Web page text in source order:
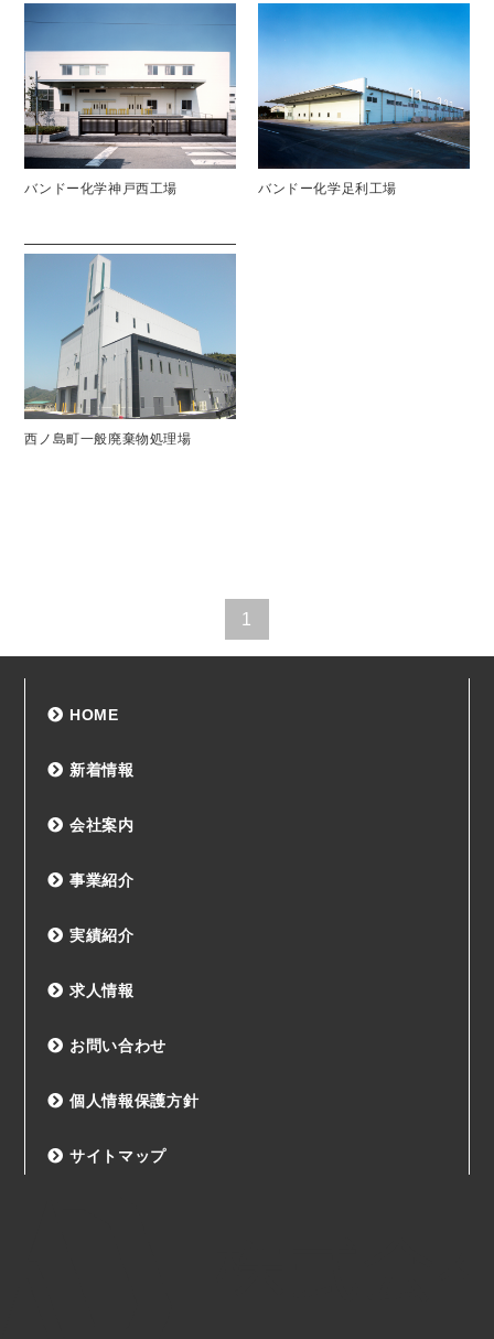
バンドー化学神戸西工場 バンドー化学足利工場
西ノ島町一般廃棄物処理場
1
HOME
新着情報
会社案内
事業紹介
実績紹介
求人情報
お問い合わせ
個人情報保護方針
サイトマップ